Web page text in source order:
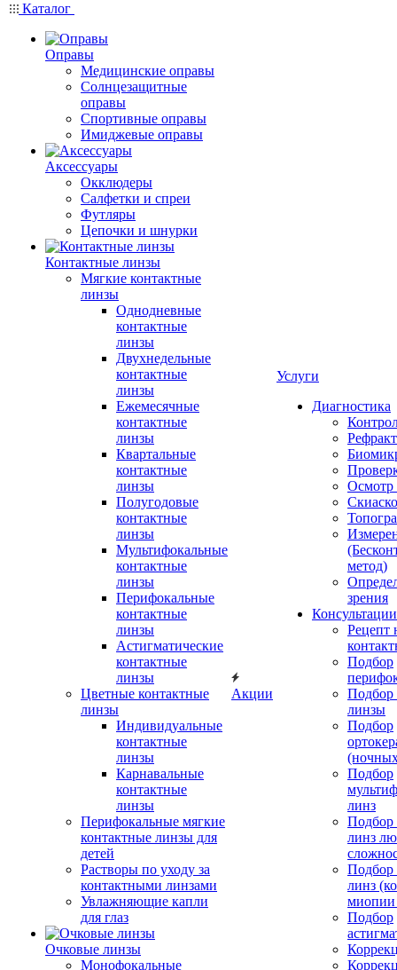
Каталог
Оправы
Медицинские оправы
Солнцезащитные
оправы
Спортивные оправы
Имиджевые оправы
Аксессуары
Окклюдеры
Салфетки и спреи
Футляры
Цепочки и шнурки
Контактные линзы
Мягкие контактные
линзы
Однодневные
контактные
линзы
Двухнедельные
контактные
линзы
Ежемесячные
контактные
линзы
Квартальные
контактные
линзы
Полугодовые
контактные
линзы
Мультифокальные
контактные
линзы
Перифокальные
контактные
линзы
Астигматические
контактные
линзы
Цветные контактные
линзы
Индивидуальные
контактные
линзы
Карнавальные
контактные
линзы
Перифокальные мягкие
контактные линзы для
детей
Растворы по уходу за
контактными линзами
Увлажняющие капли
для глаз
Очковые линзы
Монофокальные
Акции
Услуги
Диагностика
Осмотр
метод)
зрения
Рецепт
Подбор
Подбор
линзы
Подбор
Подбор
линз
Подбор
линз
Подбор
линз
миопии
Подбор